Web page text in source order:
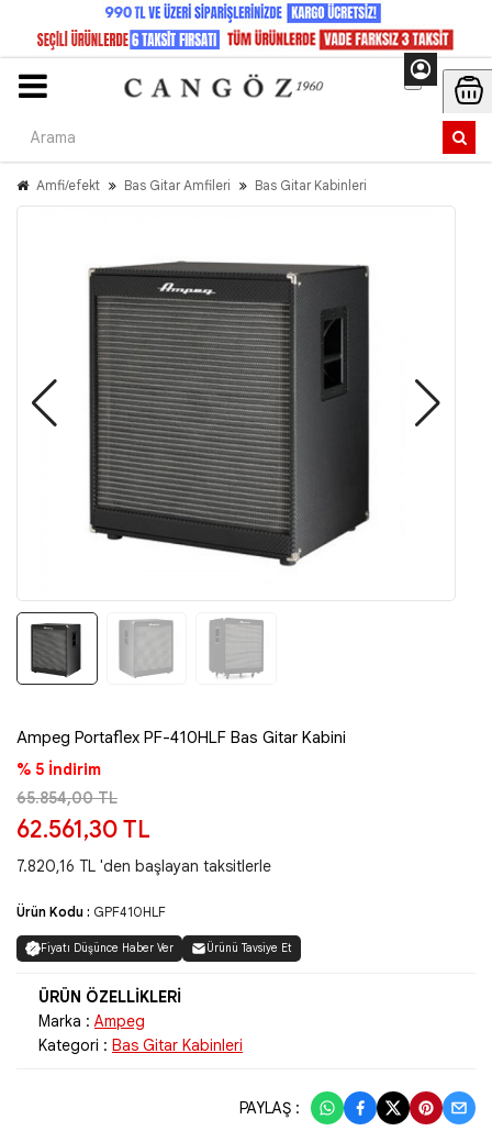
Amfi/efekt Bas Gitar Amfileri Bas Gitar Kabinleri
Ampeg Portaflex PF-410HLF Bas Gitar Kabini
% 5 İndirim
65.854,00 TL
62.561,30 TL
7.820,16 TL 'den başlayan taksitlerle
Ürün Kodu : GPF410HLF
Fiyatı Düşünce Haber Ver Ürünü Tavsiye Et
Marka : Ampeg
Kategori : Bas Gitar Kabinleri
PAYLAŞ :